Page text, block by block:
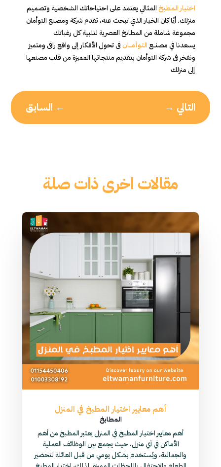
اختيار المطبخالمثالي يعتمد على احتياجاتك الشخصية وتصميم
منزلك. أيًا كان الخيار الذي تبحث عنه، تقدم شركة ومصنع التوأمان
مجموعة شاملة من المطابخ العصرية لتلبية كل رغباتك
يسعدنا في مصنــعالتـوأمـــــانفى تحول الأفكار إلى واقع راقى ومتميز
ونفخر فى شركة التوأمان بتقديم منتجاتها المميزة من قلب مصنعها
إلى منزلك
← السابق التالي →
مقالات اخرى ذات صلة
أهم معايير اختيار المطبخ في المنزل
المطابخ
أهم معايير اختيار المطبخ في المنزل يعتبر المطبخ من أهم
الأماكن في أي منزل، حيث يجمع بين الوظائف العملية
والجمالية، ويُستخدم بشكل يومي من قبل العائلة لتحضير